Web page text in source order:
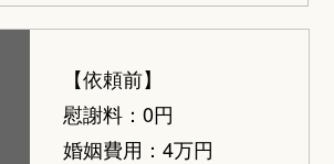
【依頼前】
慰謝料：0円
婚姻費用：4万円